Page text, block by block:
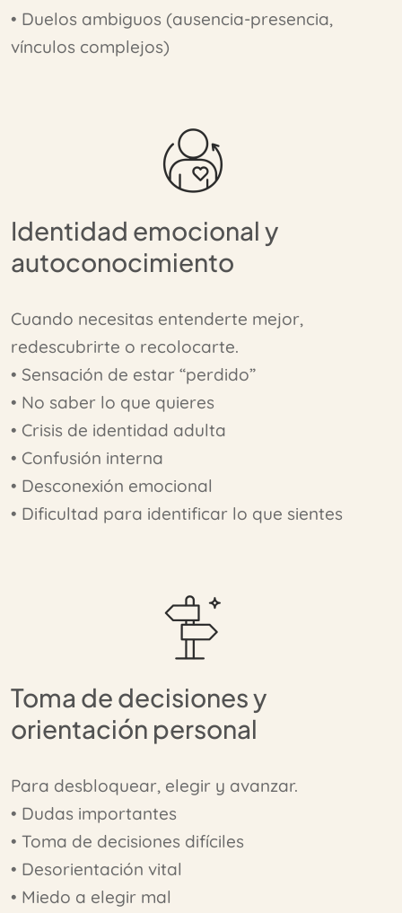
• Duelos ambiguos (ausencia-presencia,
vínculos complejos)
Identidad emocional y
autoconocimiento
Cuando necesitas entenderte mejor,
redescubrirte o recolocarte.
• Sensación de estar “perdido”
• No saber lo que quieres
• Crisis de identidad adulta
• Confusión interna
• Desconexión emocional
• Dificultad para identificar lo que sientes
Toma de decisiones y
orientación personal
Para desbloquear, elegir y avanzar.
• Dudas importantes
• Toma de decisiones difíciles
• Desorientación vital
• Miedo a elegir mal